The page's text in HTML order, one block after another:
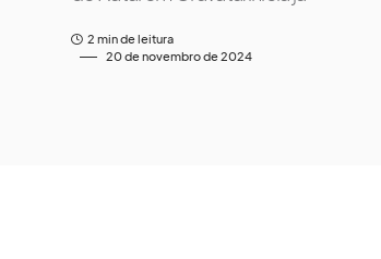
2 min de leitura
20 de novembro de 2024